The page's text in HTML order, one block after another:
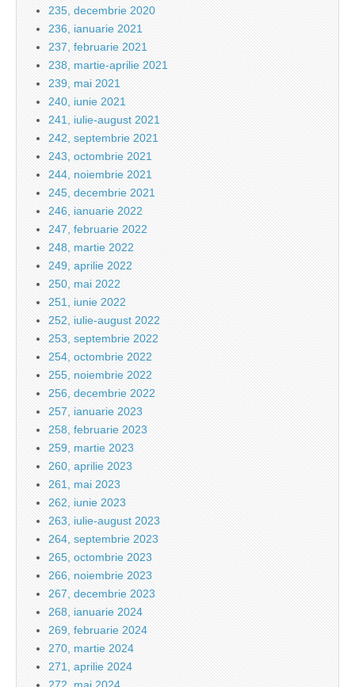
235, decembrie 2020
236, ianuarie 2021
237, februarie 2021
238, martie-aprilie 2021
239, mai 2021
240, iunie 2021
241, iulie-august 2021
242, septembrie 2021
243, octombrie 2021
244, noiembrie 2021
245, decembrie 2021
246, ianuarie 2022
247, februarie 2022
248, martie 2022
249, aprilie 2022
250, mai 2022
251, iunie 2022
252, iulie-august 2022
253, septembrie 2022
254, octombrie 2022
255, noiembrie 2022
256, decembrie 2022
257, ianuarie 2023
258, februarie 2023
259, martie 2023
260, aprilie 2023
261, mai 2023
262, iunie 2023
263, iulie-august 2023
264, septembrie 2023
265, octombrie 2023
266, noiembrie 2023
267, decembrie 2023
268, ianuarie 2024
269, februarie 2024
270, martie 2024
271, aprilie 2024